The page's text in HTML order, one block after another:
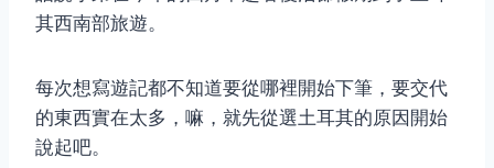
其西南部旅遊。
每次想寫遊記都不知道要從哪裡開始下筆，要交代
的東西實在太多，嘛，就先從選土耳其的原因開始
說起吧。